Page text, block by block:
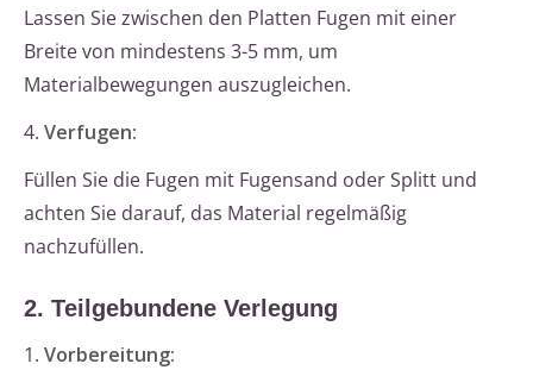
Lassen Sie zwischen den Platten Fugen mit einer
Breite von mindestens 3-5 mm, um
Materialbewegungen auszugleichen.
4. Verfugen:
Füllen Sie die Fugen mit Fugensand oder Splitt und
achten Sie darauf, das Material regelmäßig
nachzufüllen.
2. Teilgebundene Verlegung
1. Vorbereitung: